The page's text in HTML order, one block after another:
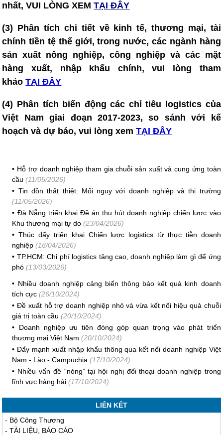
nhất, VUI LÒNG XEM TẠI ĐÂY
(3) Phân tích chi tiết về kinh tế, thương mại, tài
chính tiền tệ thế giới, trong nước, các ngành hàng
sản xuất nông nghiệp, công nghiệp và các mặt
hàng xuất, nhập khẩu chính, vui lòng tham
khảo TẠI ĐÂY
(4) Phân tích biến động các chỉ tiêu logistics của
Việt Nam giai đoạn 2017-2023, so sánh với kế
hoạch và dự báo, vui lòng xemTẠI ĐÂY
• Hỗ trợ doanh nghiệp tham gia chuỗi sản xuất và cung ứng toàn
cầu (11/05/2026)
• Tin đồn thất thiệt: Mối nguy với doanh nghiệp và thị trường
(11/05/2026)
• Đà Nẵng triển khai Đề án thu hút doanh nghiệp chiến lược vào
Khu thương mại tự do (23/04/2026)
•Thúc đẩy triển khai Chiến lược logistics từ thực tiễn doanh
nghiệp (18/04/2026)
• TP.HCM: Chi phí logistics tăng cao, doanh nghiệp làm gì để ứng
phó (13/03/2026)
• Nhiều doanh nghiệp cảng biển thông báo kết quả kinh doanh
tích cực(26/10/2024)
•Đề xuất hỗ trợ doanh nghiệp nhỏ và vừa kết nối hiệu quả chuỗi
giá trị toàn cầu (20/10/2024)
• Doanh nghiệp ưu tiên đóng góp quan trọng vào phát triển
thương mại Việt Nam (20/10/2024)
•Đẩy mạnh xuất nhập khẩu thông qua kết nối doanh nghiệp Việt
Nam - Lào - Campuchia (17/10/2024)
• Nhiều vấn đề “nóng” tại hội nghị đối thoại doanh nghiệp trong
lĩnh vực hàng hải (17/10/2024)
LIÊN KẾT
- Bộ Công Thương
-TÀI LIỆU, BÁO CÁO